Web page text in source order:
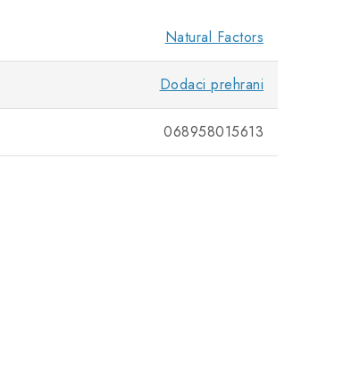
Natural Factors
Dodaci prehrani
068958015613